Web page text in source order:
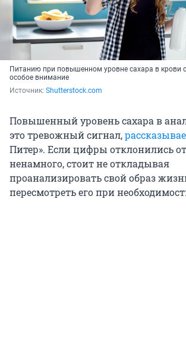
Питанию при повышенном уровне сахара в крови
особое внимание
Источник: Shutterstock.com
Повышенный уровень сахара в
это тревожный сигнал,
Питер». Если цифры отклонились
ненамного, стоит не откладывая
проанализировать свой образ
пересмотреть его при